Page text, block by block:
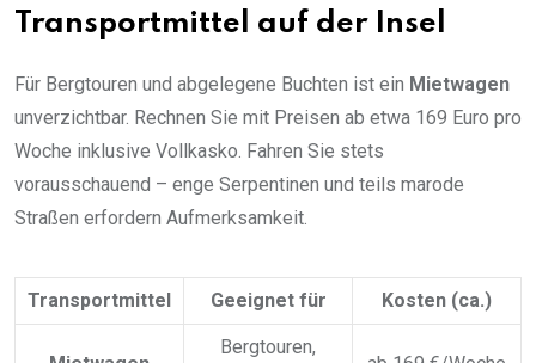
Transportmittel auf der Insel
Für Bergtouren und abgelegene Buchten ist ein Mietwagen
unverzichtbar. Rechnen Sie mit Preisen ab etwa 169 Euro pro
Woche inklusive Vollkasko. Fahren Sie stets
vorausschauend – enge Serpentinen und teils marode
Straßen erfordern Aufmerksamkeit.
Transportmittel Geeignet für Kosten (ca.)
Bergtouren,